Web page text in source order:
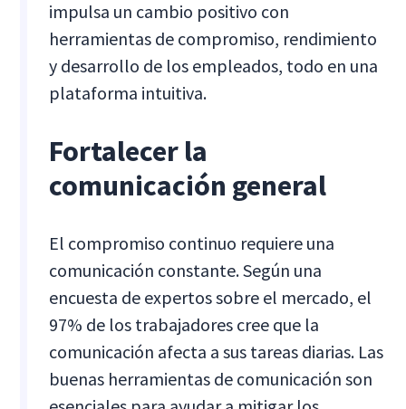
impulsa un cambio positivo con
herramientas de compromiso, rendimiento
y desarrollo de los empleados, todo en una
plataforma intuitiva.
Fortalecer la
comunicación general
El compromiso continuo requiere una
comunicación constante. Según una
encuesta de expertos sobre el mercado, el
97% de los trabajadores cree que la
comunicación afecta a sus tareas diarias. Las
buenas herramientas de comunicación son